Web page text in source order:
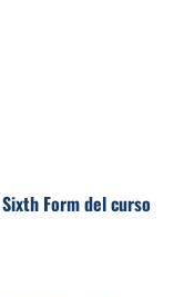
Form del curso